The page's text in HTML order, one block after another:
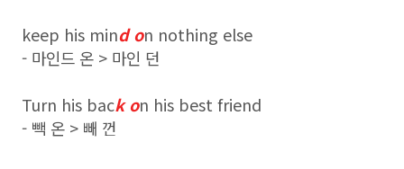
keep his mind on nothing else
- 마인드 온 > 마인 던
Turn his back on his best friend
- 빽 온 > 빼 껀